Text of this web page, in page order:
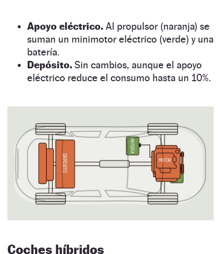
Apoyo eléctrico. Al propulsor (naranja) se
suman un minimotor eléctrico (verde) y una
batería.
Depósito. Sin cambios, aunque el apoyo
eléctrico reduce el consumo hasta un 10%.
Coches híbridos